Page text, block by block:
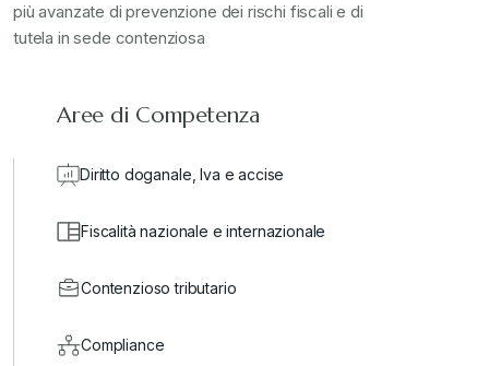
più avanzate di prevenzione dei rischi fiscali e di
tutela in sede contenziosa
Aree di Competenza
Diritto doganale, Iva e accise
Fiscalità nazionale e internazionale
Contenzioso tributario
Compliance